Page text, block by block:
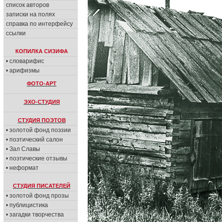
список авторов
записки на полях
справка по интерфейсу
ссылки
КОПИЛКА СИЗИФА
• словарифис
• арифизмы
ФОТО-АРТ
ЭХО-СТУДИЯ
СТУДИЯ ПОЭТОВ
• золотой фонд поэзии
• поэтический салон
• Зал Славы
• поэтические отзывы
• неформат
СТУДИЯ ПИСАТЕЛЕЙ
• золотой фонд прозы
• публицистика
• загадки творчества